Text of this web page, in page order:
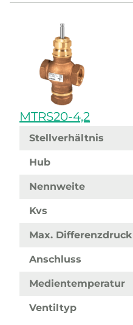
MTRS20-4,2
Stellverhältnis
Hub
Nennweite
Kvs
Max. Differenzdruck
Anschluss
Medientemperatur
Ventiltyp